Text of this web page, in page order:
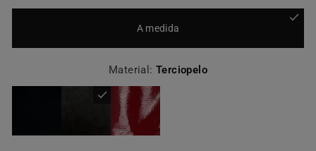
A medida
Material: Terciopelo